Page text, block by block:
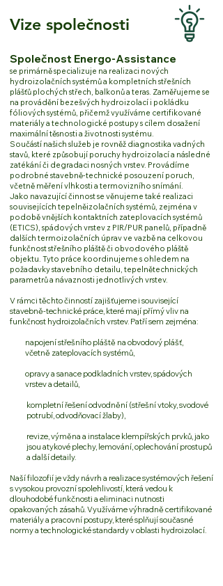
Vize společnosti
Společnost Energo-Assistance
se primárně specializuje na realizaci nových
hydroizolačních systémů a kompletních střešních
plášťů plochých střech, balkonů a teras. Zaměřujeme se
na provádění bezešvých hydroizolací i pokládku
fóliových systémů, přičemž využíváme certifikované
materiály a technologické postupy s cílem dosažení
maximální těsnosti a životnosti systému.
Součástí našich služeb je rovněž diagnostika vadných
stavů, které způsobují poruchy hydroizolací a následné
zatékání či degradaci nosných vrstev. Provádíme
podrobné stavebně-technické posouzení poruch,
včetně měření vlhkosti a termovizního snímání.
Jako navazující činnost se věnujeme také realizaci
souvisejících tepelněizolačních systémů, zejména v
podobě vnějších kontaktních zateplovacích systémů
(ETICS), spádových vrstev z PIR/PUR panelů, případně
dalších termoizolačních úprav ve vazbě na celkovou
funkčnost střešního pláště či obvodového pláště
objektu. Tyto práce koordinujeme s ohledem na
požadavky stavebního detailu, tepelnětechnických
parametrů a návaznosti jednotlivých vrstev.
V rámci těchto činností zajišťujeme i související
stavebně-technické práce, které mají přímý vliv na
funkčnost hydroizolačních vrstev. Patří sem zejména:
napojení střešního pláště na obvodový plášť,
včetně zateplovacích systémů,
opravy a sanace podkladních vrstev, spádových
vrstev a detailů,
kompletní řešení odvodnění (střešní vtoky, svodové
potrubí, odvodňovací žlaby),
revize, výměna a instalace klempířských prvků, jako
jsou atykové plechy, lemování, oplechování prostupů
a další detaily.
Naší filozofií je vždy návrh a realizace systémových řešení
s vysokou provozní spolehlivostí, která vedou k
dlouhodobé funkčnosti a eliminaci nutnosti
opakovaných zásahů. Využíváme výhradně certifikované
materiály a pracovní postupy, které splňují současné
normy a technologické standardy v oblasti hydroizolací.